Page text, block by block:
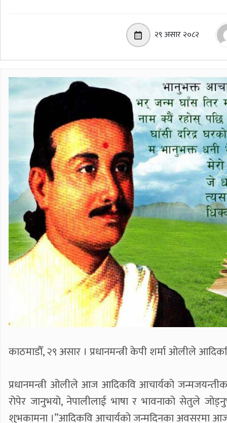
२९ असार २०८२
काठमाडौँ, २९ असार । प्रधानमन्त्री केपी शर्मा ओलीले
प्रधानमन्त्री ओलीले आज आदिकवि आचार्यको
रोपेर जानुभयो, नेपालीलाई भाषा र भावनाको सेतुले
शुभकामना ।”आदिकवि आचार्यको जन्मदिनका अवसरमा आज